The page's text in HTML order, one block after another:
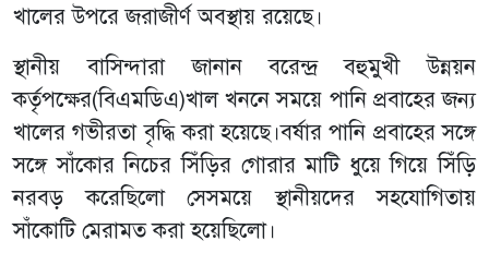
খালের উপরে জরাজীর্ণ অবস্থায় রয়েছে।
স্থানীয় বাসিন্দারা জানান বরেন্দ্র বহুমুখী উন্নয়ন
কর্তৃপক্ষের(বিএমডিএ)খাল খননে সময়ে পানি প্রবাহের জন্য
খালের গভীরতা বৃদ্ধি করা হয়েছে।বর্ষার পানি প্রবাহের সঙ্গে
সঙ্গে সাঁকোর নিচের সিঁড়ির গোরার মাটি ধুয়ে গিয়ে সিঁড়ি
নরবড় করেছিলো সেসময়ে স্থানীয়দের সহযোগিতায়
সাঁকোটি মেরামত করা হয়েছিলো।